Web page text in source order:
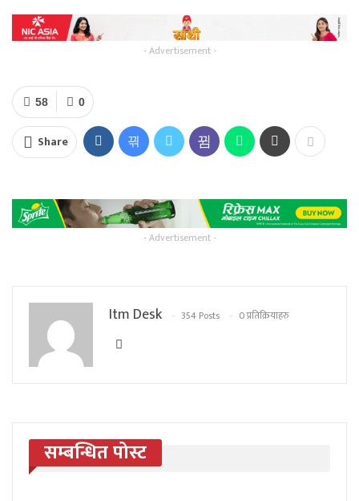
- Advertisement -
0
58
Share
- Advertisement -
Itm Desk 354 Posts 0 प्रतिक्रियाहरु
सम्बन्धित पोस्ट